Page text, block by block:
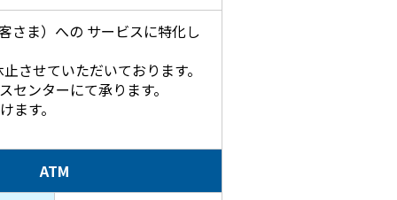
さま）への サービスに特化し
させていただいております。
ンターにて承ります。
す。
ATM